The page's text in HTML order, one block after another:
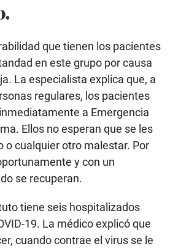
que tienen los pacientes
en este grupo por causa
La especialista explica que, a
regulares, los pacientes
a Emergencia
Ellos no esperan que se les
o cualquier otro malestar. Por
y con un
se recuperan.
tiene seis hospitalizados
19. La médico explicó que
cuando contrae el virus se le